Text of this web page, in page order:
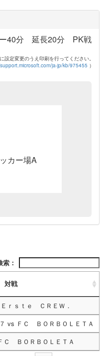
ー40分 延長20分 PK戦
定変更のうえ印刷を行ってください。
ja-jp/kb/975455 ）
カー場A
索：
対戦
Ｅｒｓｔｅ ＣＲＥＷ．
vs ＦＣ ＢＯＲＢＯＬＥＴＡ
Ｃ ＢＯＲＢＯＬＥＴＡ